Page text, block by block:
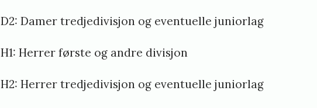
D2: Damer tredjedivisjon og eventuelle juniorlag
H1: Herrer første og andre divisjon
H2: Herrer tredjedivisjon og eventuelle juniorlag